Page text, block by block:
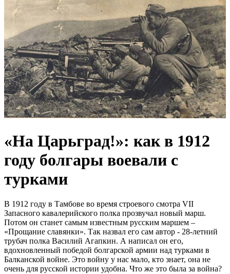
«На Царьград!»: как в 1912
году болгары воевали с
турками
В 1912 году в Тамбове во время строевого смотра VІІ
Запасного кавалерийского полка прозвучал новый марш.
Потом он станет самым известным русским маршем –
«Прощание славянки». Так назвал его сам автор - 28-летний
трубач полка Василий Агапкин. А написал он его,
вдохновленный победой болгарской армии над турками в
Балканской войне. Это войну у нас мало, кто знает, она не
очень для русской истории удобна. Что же это была за война?